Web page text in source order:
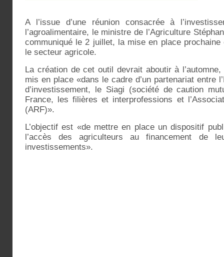
A l’issue d’une réunion consacrée à
l’agroalimentaire, le ministre de l’Agriculture
communiqué le 2 juillet, la mise en place prochaine
le secteur agricole.
La création de cet outil devrait aboutir à
mis en place «dans le cadre d’un partenariat entre
d’investissement, le Siagi (société de caution
France, les filières et interprofessions et
(ARF)».
L’objectif est «de mettre en place un dispositif
l’accès des agriculteurs au financement de
investissements».